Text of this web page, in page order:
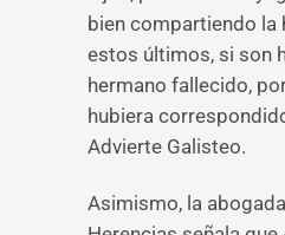
bien compartiendo la
estos últimos, si son
hermano fallecido,
hubiera
Advierte Galisteo.
Asimismo, la